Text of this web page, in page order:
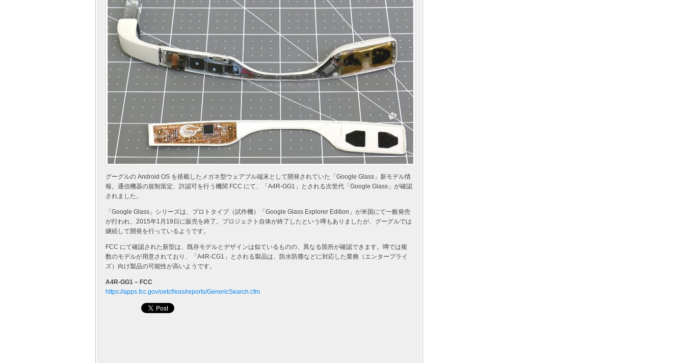
グーグルの Android OS を搭載したメガネ型ウェアブル端末として開発されていた「Google Glass」新モデル情
報。通信機器の規制策定、許認可を行う機関 FCC にて、「A4R-GG1」とされる次世代「Google Glass」が確認
されました。
「Google Glass」シリーズは、プロトタイプ（試作機）「Google Glass Explorer Edition」が米国にて一般発売
が行われ、2015年1月19日に販売を終了。プロジェクト自体が終了したという噂もありましたが、グーグルでは
継続して開発を行っているようです。
FCC にて確認された新型は、既存モデルとデザインは似ているものの、異なる箇所が確認できます。噂では複
数のモデルが用意されており、「A4R-CG1」とされる製品は、防水防塵などに対応した業務（エンタープライ
ズ）向け製品の可能性が高いようです。
A4R-GG1 – FCC
https://apps.fcc.gov/oetcf/eas/reports/GenericSearch.cfm